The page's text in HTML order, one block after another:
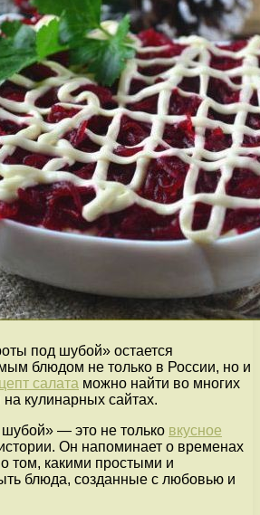
под шубой» остается
блюдом не только в России, но и
салата можно найти во многих
кулинарных сайтах.
— это не только вкусное
Он напоминает о временах
том, какими простыми и
блюда, созданные с любовью и